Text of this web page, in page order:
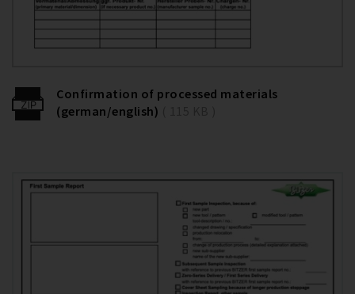
Confirmation of processed materials
(german/english)